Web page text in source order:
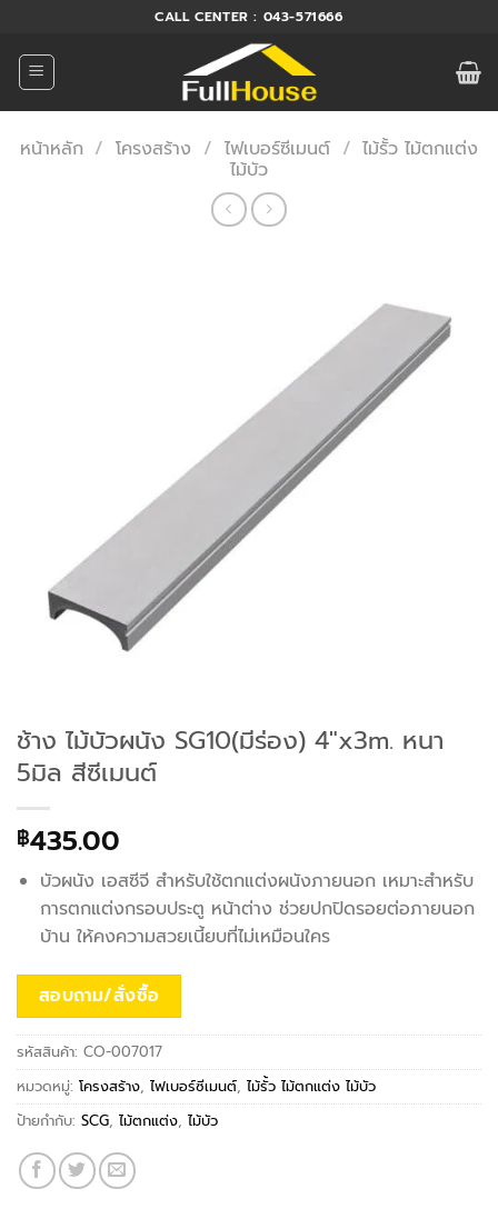
ยัง
เนื้อหา
CALL CENTER : 043-571666
หน้าหลัก / โครงสร้าง / ไฟเบอร์ซีเมนต์ / ไม้รั้ว ไม้ตกแต่ง
ไม้บัว
ช้าง ไม้บัวผนัง SG10(มีร่อง) 4″x3m. หนา
5มิล สีซีเมนต์
฿435.00
บัวผนัง เอสซีจี สำหรับใช้ตกแต่งผนังภายนอก เหมาะสำหรับ
การตกแต่งกรอบประตู หน้าต่าง ช่วยปกปิดรอยต่อภายนอก
บ้าน ให้คงความสวยเนี้ยบที่ไม่เหมือนใคร
สอบถาม/สั่งซื้อ
รหัสสินค้า: CO-007017
หมวดหมู่: โครงสร้าง, ไฟเบอร์ซีเมนต์, ไม้รั้ว ไม้ตกแต่ง ไม้บัว
ป้ายกำกับ: SCG, ไม้ตกแต่ง, ไม้บัว